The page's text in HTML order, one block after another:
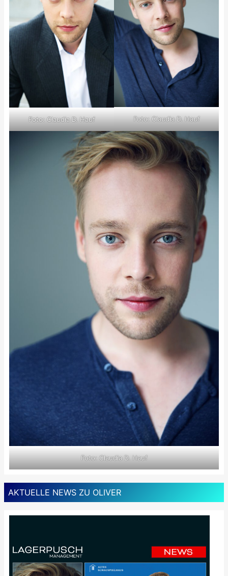
Foto: Claudia D. Hauf Foto: Claudia D. Hauf
Foto: Claudia D. Hauf
AKTUELLE NEWS ZU OLIVER